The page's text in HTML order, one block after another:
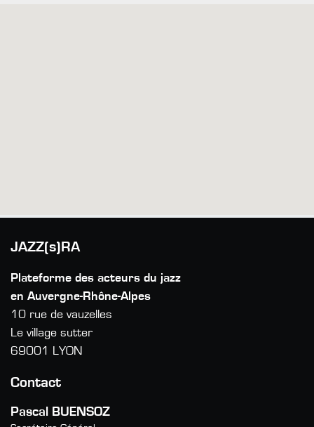
JAZZ(s)RA
Plateforme des acteurs du jazz
en Auvergne-Rhône-Alpes
10 rue de vauzelles
Le village sutter
69001 LYON
Contact
Pascal BUENSOZ